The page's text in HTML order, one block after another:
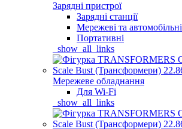
Зарядні пристрої
Зарядні станції
Мережеві та автомобільні
Портативні
_show_all_links
Мережеве обладнання
Для Wi-Fi
_show_all_links